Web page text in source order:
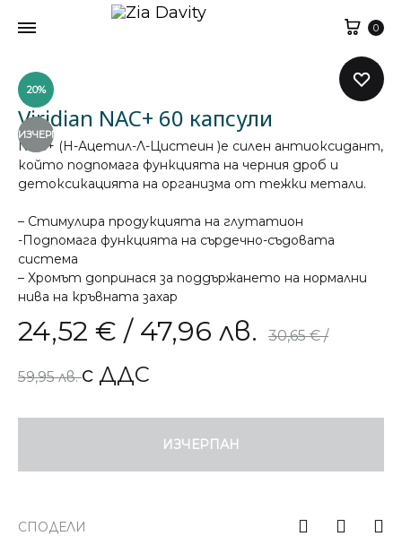
0
20%
ИЗЧЕРПАН
Viridian NAC+ 60 капсули
NAC+ (Н-Ацетил-Л-Цистеин )е силен антиоксидант,
който подпомага функцията на черния дроб и
детоксикацията на организма от тежки метали.
– Стимулира продукцията на глутатион
-Подпомага функцията на сърдечно-съдовата
система
– Хромът допринася за поддържането на нормални
нива на кръвната захар
24,52 € / 47,96 лв. 30,65€/
59,95 лв.с ДДС
ИЗЧЕРПАН
СПОДЕЛИ